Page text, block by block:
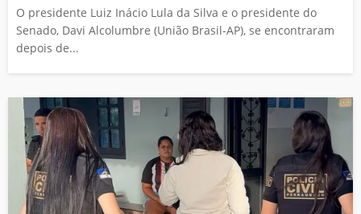
O presidente Luiz Inácio Lula da Silva e o presidente do
Senado, Davi Alcolumbre (União Brasil-AP), se encontraram
depois de...